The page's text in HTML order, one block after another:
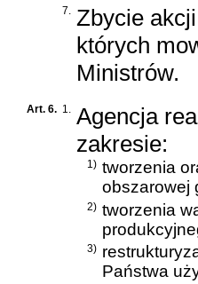
7. Zbycie
których
Ministrów.
Art. 6. 1. Agencja
zakresie:
1) tworzenia
obszarowej
2) tworzenia
3)
Państwa